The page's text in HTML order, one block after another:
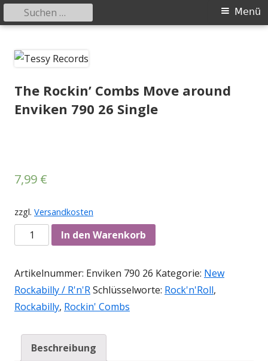
zum
Primäres
Menü
Suchen
nach:
The Rockin’ Combs Move around
Enviken 790 26 Single
7,99 €
zzgl. Versandkosten
Anzahl In den Warenkorb
Artikelnummer: Enviken 790 26 Kategorie: New
Rockabilly / R'n'RSchlüsselworte: Rock'n'Roll,
Rockabilly, Rockin' Combs
Beschreibung